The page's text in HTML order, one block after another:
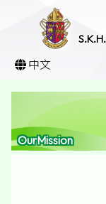
中文
OurMission